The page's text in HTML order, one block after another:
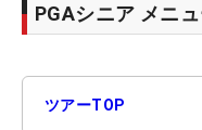
PGAシニア メニ
ツアーTOP